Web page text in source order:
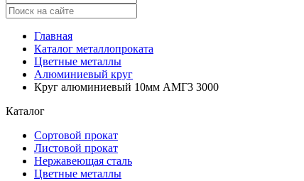
Главная
Каталог металлопроката
Цветные металлы
Алюминиевый круг
Круг алюминиевый 10мм АМГ3 3000
Каталог
Сортовой прокат
Листовой прокат
Нержавеющая сталь
Цветные металлы